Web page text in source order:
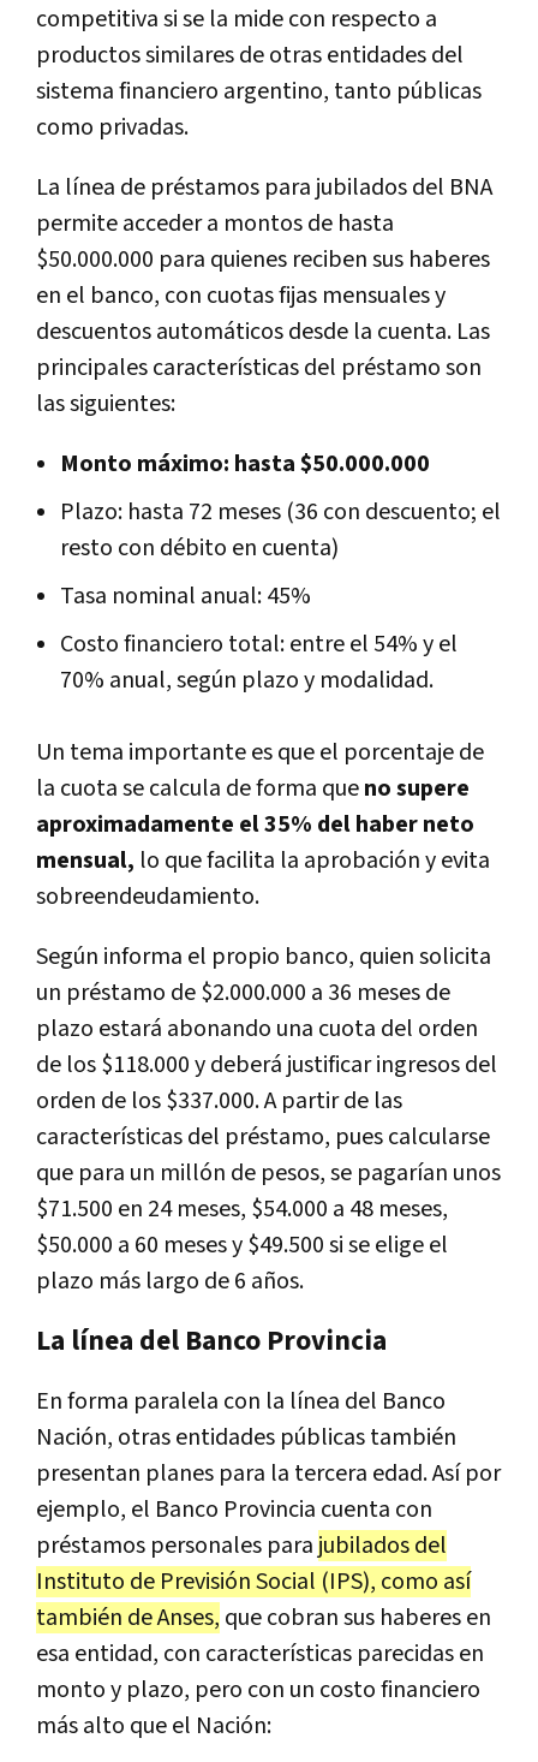
competitiva si se la mide con respecto a
productos similares de otras entidades del
sistema financiero argentino, tanto públicas
como privadas.
La línea de préstamos para jubilados del BNA
permite acceder a montos de hasta
$50.000.000 para quienes reciben sus haberes
en el banco, con cuotas fijas mensuales y
descuentos automáticos desde la cuenta. Las
principales características del préstamo son
las siguientes:
Monto máximo: hasta $50.000.000
Plazo: hasta 72 meses (36 con descuento; el
resto con débito en cuenta)
Tasa nominal anual: 45%
Costo financiero total: entre el 54% y el
70% anual, según plazo y modalidad.
Un tema importante es que el porcentaje de
la cuota se calcula de forma queno supere
aproximadamente el 35% del haber neto
mensual, lo que facilita la aprobación y evita
sobreendeudamiento.
Según informa el propio banco, quien solicita
un préstamo de $2.000.000 a 36 meses de
plazo estará abonando una cuota del orden
de los $118.000 y deberá justificar ingresos del
orden de los $337.000. A partir de las
características del préstamo, pues calcularse
que para un millón de pesos, se pagarían unos
$71.500 en 24 meses, $54.000 a 48 meses,
$50.000 a 60 meses y $49.500 si se elige el
plazo más largo de 6 años.
La línea del Banco Provincia
En forma paralela con la línea del Banco
Nación, otras entidades públicas también
presentan planes para la tercera edad. Así por
ejemplo, el Banco Provincia cuenta con
préstamos personales para jubilados del
Instituto de Previsión Social (IPS), como así
también de Anses, que cobran sus haberes en
esa entidad, con características parecidas en
monto y plazo, pero con un costo financiero
más alto que el Nación: